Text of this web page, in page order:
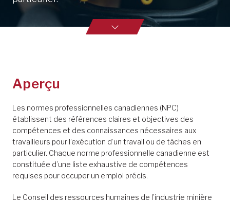
Aperçu
Les normes professionnelles canadiennes (NPC)
établissent des références claires et objectives des
compétences et des connaissances nécessaires aux
travailleurs pour l’exécution d’un travail ou de tâches en
particulier. Chaque norme professionnelle canadienne est
constituée d’une liste exhaustive de compétences
requises pour occuper un emploi précis.
Le Conseil des ressources humaines de l’industrie minière